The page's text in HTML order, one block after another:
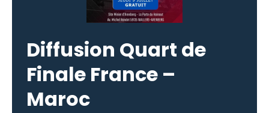
Diffusion Quart de
Finale France –
Maroc